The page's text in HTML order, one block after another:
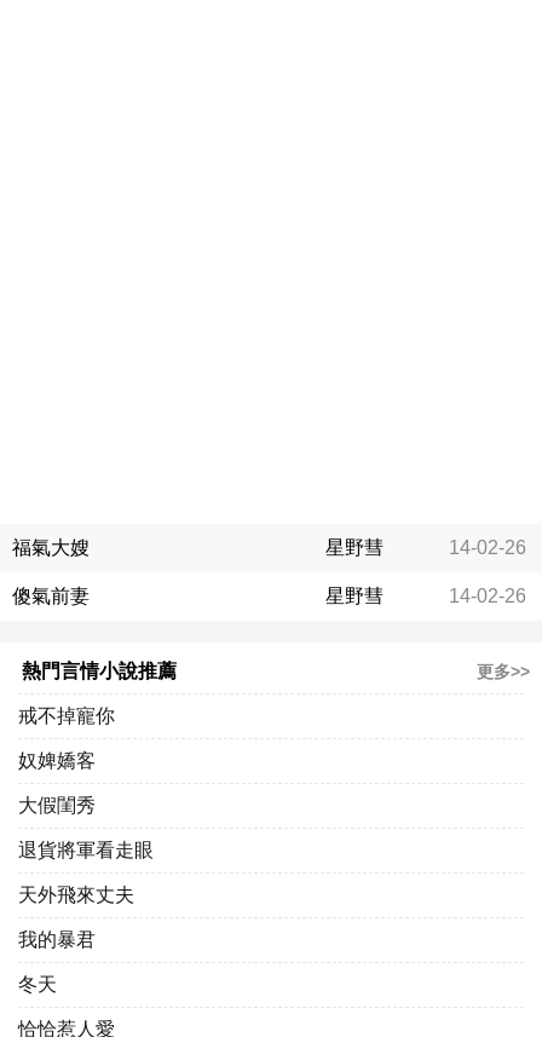
福氣大嫂 星野彗 14-02-26
傻氣前妻 星野彗 14-02-26
更多>>
熱門言情小說推薦
戒不掉寵你
奴婢嬌客
大假閨秀
退貨將軍看走眼
天外飛來丈夫
我的暴君
冬天
恰恰惹人愛